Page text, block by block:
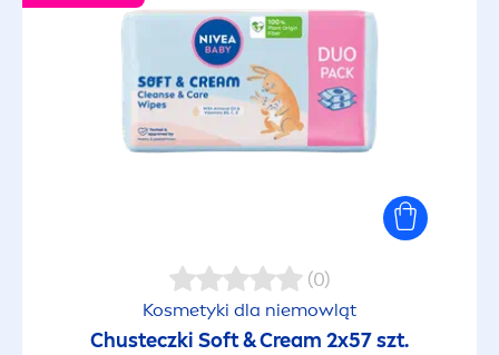
(0)
Kosmetyki dla niemowląt
Chusteczki Soft & Cream 2x57 szt.